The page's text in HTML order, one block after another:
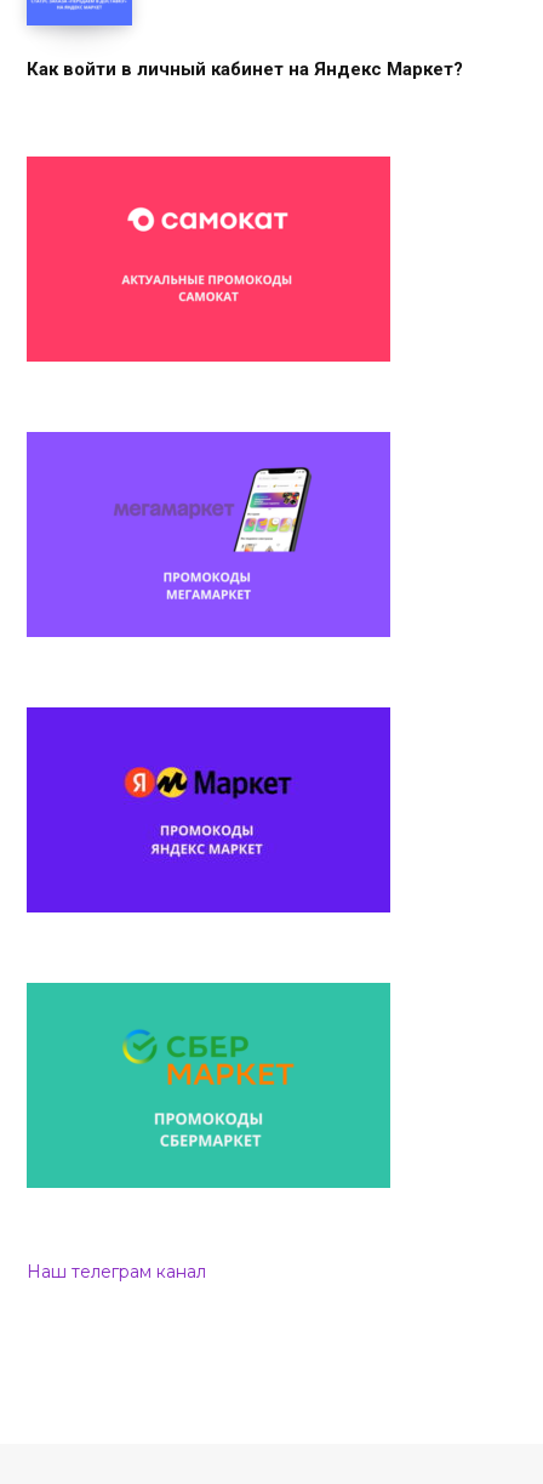
Как войти в личный кабинет на Яндекс Маркет?
Наш телеграм канал